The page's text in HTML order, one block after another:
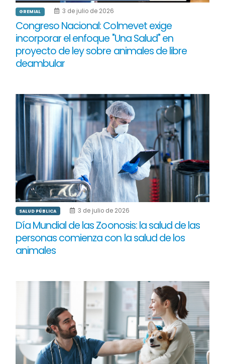
GREMIAL 3 de julio de 2026
Congreso Nacional: Colmevet exige
incorporar el enfoque "Una Salud" en
proyecto de ley sobre animales de libre
deambular
SALUD PÚBLICA 3 de julio de 2026
Día Mundial de las Zoonosis: la salud de las
personas comienza con la salud de los
animales